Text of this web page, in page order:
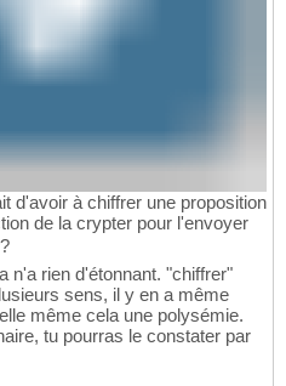
d'avoir à chiffrer une proposition
de la crypter pour l'envoyer
n'a rien d'étonnant. "chiffrer"
sens, il y en a même
même cela une polysémie.
tu pourras le constater par